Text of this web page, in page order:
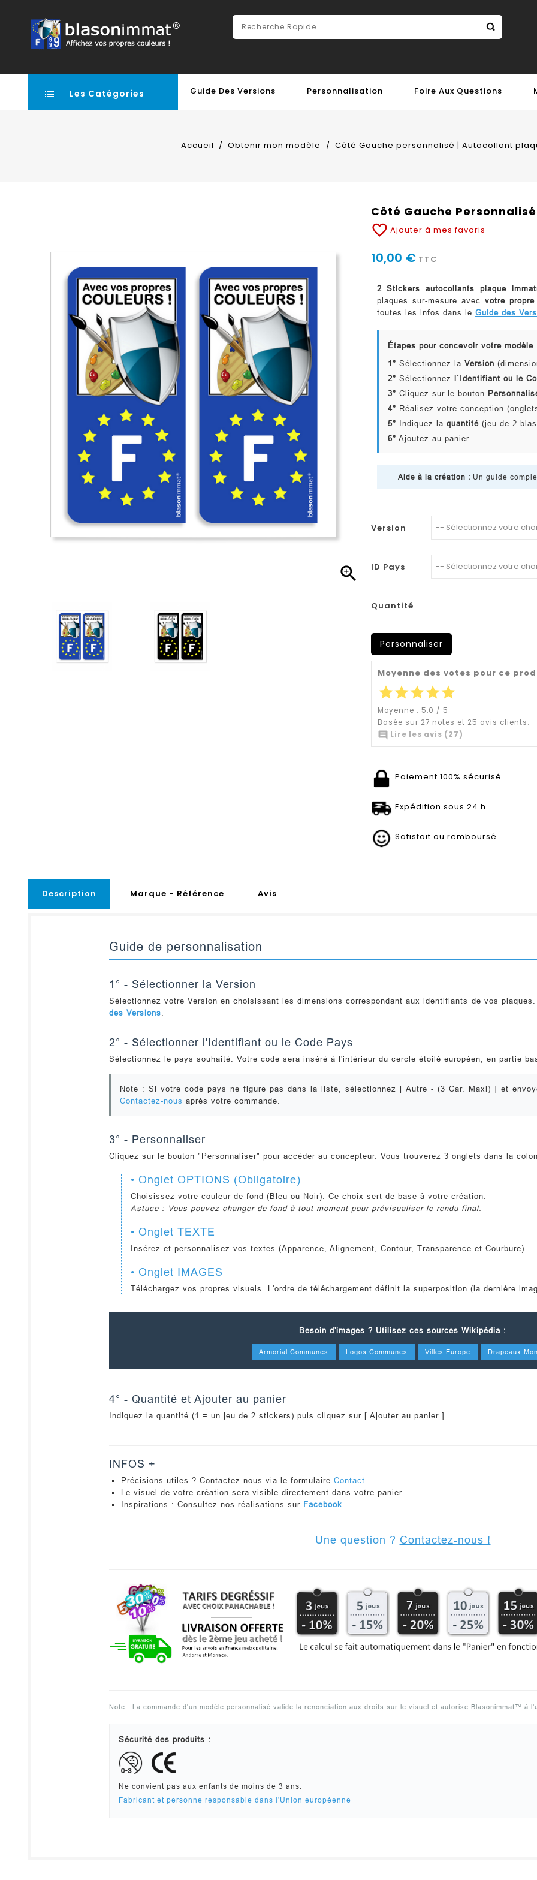
Les Catégories Guide Des Versions Personnalisation Foire Aux Questions
Accueil Obtenir mon modèle Côté Gauche personnalisé | Autocollant

Côté Gauche
favorite_border Ajouter à mes favoris
10,00 € TTC
2 Stickers autocollants plaque
plaques sur-mesure avec votre
toutes les infos dans le Guide des
Étapes pour concevoir votre modèle
1° Sélectionnez la Version
2° Sélectionnez l`Identifiant ou le
3° Cliquez sur le bouton
4° Réalisez votre conception
5° Indiquez la quantité(jeu de 2
6° Ajoutez au panier
Aide à la création : Un guide
Version
ID Pays
Quantité
Personnaliser
Moyenne des votes pour ce
starstarstarstarstar
Moyenne : 5.0 / 5
Basée sur 27 notes et 25 avis clients.
 Lire les avis (27)
Paiement 100% sécurisé
Expédition sous 24 h
Satisfait ou remboursé
Description Marque - Référence Avis
Guide de personnalisation
1° - Sélectionner la Version
Sélectionnez votre Version en choisissant les dimensions correspondant aux identifiants de vos
des Versions
2° - Sélectionner l'Identifiant ou le Code Pays
Sélectionnez le pays souhaité. Votre code sera inséré à l'intérieur du cercle étoilé européen, en partie
Note : Si votre code pays ne figure pas dans la liste, sélectionnez [ Autre - (3 Car. Maxi) ] et
Contactez-nous après votre commande.
3° - Personnaliser
Cliquez sur le bouton "Personnaliser" pour accéder au concepteur. Vous trouverez 3 onglets dans la
• Onglet OPTIONS (Obligatoire)
Choisissez votre couleur de fond (Bleu ou Noir). Ce choix sert de base à votre création.
Astuce : Vous pouvez changer de fond à tout moment pour prévisualiser le rendu final.
• Onglet TEXTE
Insérez et personnalisez vos textes (Apparence, Alignement, Contour, Transparence et Courbure).
• Onglet IMAGES
Téléchargez vos propres visuels. L'ordre de téléchargement définit la superposition (la dernière
Besoin d'images ? Utilisez ces sources Wikipédia :
Armorial Communes Logos Communes Villes Europe Drapeaux
4° - Quantité et Ajouter au panier
Indiquez la quantité (1 = un jeu de 2 stickers) puis cliquez sur [ Ajouter au panier ]
INFOS +
Précisions utiles ? Contactez-nous via le formulaire Contact
Le visuel de votre création sera visible directement dans votre panier.
Inspirations : Consultez nos réalisations sur Facebook
Une question ? Contactez-nous !
Note : La commande d'un modèle personnalisé valide la renonciation aux droits sur le visuel et autorise Blasonimmat™ à
Sécurité des produits :
Ne convient pas aux enfants de moins de 3 ans.
Fabricant et personne responsable dans l'Union européenne